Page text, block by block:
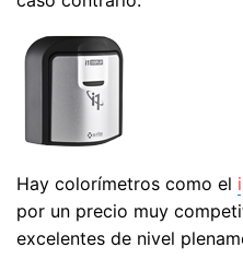
Hay colorímetros como el
por un precio muy
excelentes de nivel